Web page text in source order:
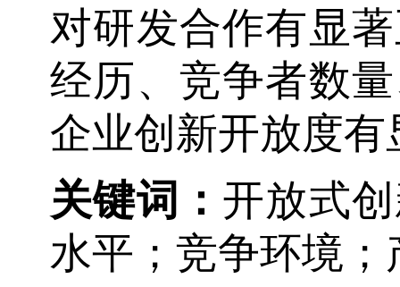
对研发合作有显
经历、竞争者数
企业创新开放度
关键词： 开放式
水平；竞争环境；